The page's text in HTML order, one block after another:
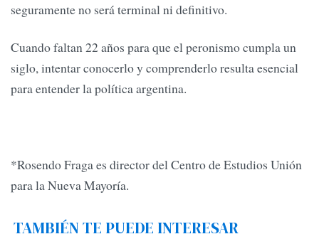
seguramente no será terminal ni definitivo.
Cuando faltan 22 años para que el peronismo cumpla un
siglo, intentar conocerlo y comprenderlo resulta esencial
para entender la política argentina.
*Rosendo Fraga es director del Centro de Estudios Unión
para la Nueva Mayoría.
TAMBIÉN TE PUEDE INTERESAR